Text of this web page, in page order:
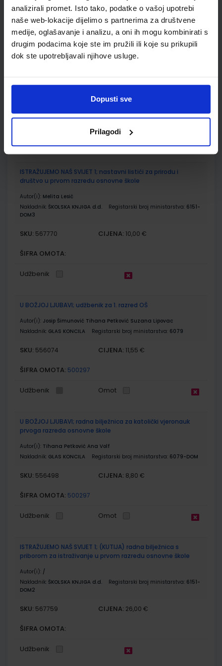
analizirali promet. Isto tako, podatke o vašoj upotrebi
naše web-lokacije dijelimo s partnerima za društvene
medije, oglašavanje i analizu, a oni ih mogu kombinirati s
drugim podacima koje ste im pružili ili koje su prikupili
dok ste upotrebljavali njihove usluge.
Dopusti sve
Prilagodi
Udžbenik Omot
ISTRAŽUJEMO NAŠ SVIJET 1; radna bilježnica za prirodu i
društvo u prvom razredu osnovne škole
CIJENA:11,00 €
ŠIFRA OMOTA:500239
ISTRAŽUJEMO NAŠ SVIJET 1; nastavni listići za prirodu i
društvo u prvom razredu osnovne škole
Autor(i): Melita Lesić
Nakladnik: ŠKOLSKA KNJIGA d.d. Registarski broj ministarstva: 6151-
DOM3
SKU: 567770 CIJENA: 10,00 €
ŠIFRA OMOTA:
Udžbenik
U BOŽJOJ LJUBAVI; udžbenik za 1. razred OŠ
Autor(i): Josip Šimunović Tihana Petković Suzana Lipovac
Nakladnik: GLAS KONCILA Registarski broj ministarstva: 6079
SKU: 556074 CIJENA: 11,55 €
ŠIFRA OMOTA: 500297
Udžbenik Omot
U BOŽJOJ LJUBAVI; radna bilježnica za katolički vjeronauk
prvoga razreda osnovne škole
Autor(i): Tihana Petković Ana Volf
Nakladnik: GLAS KONCILA Registarski broj ministarstva: 6079-DOM
SKU: 556498 CIJENA: 8,80 €
ŠIFRA OMOTA: 500297
Udžbenik Omot
ISTRAŽUJEMO NAŠ SVIJET 1; (KUTIJA) radna bilježnica s
priborom za istraživanje u prvom razredu osnovne škole
Autor(i): /
Nakladnik: ŠKOLSKA KNJIGA d.d. Registarski broj ministarstva: 6151-
DOM2
SKU: 567759 CIJENA: 26,00 €
ŠIFRA OMOTA:
Udžbenik